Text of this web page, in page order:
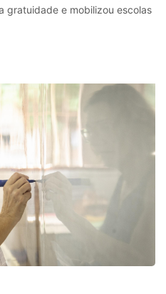
gratuidade e mobilizou escolas